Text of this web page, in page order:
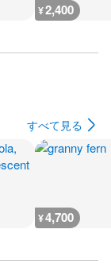
¥2,400
すべて見る
¥4,700